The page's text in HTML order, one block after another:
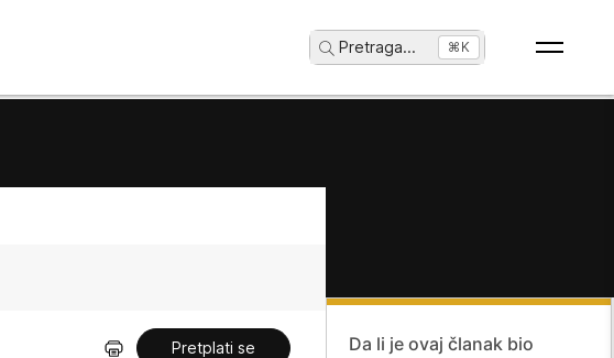
Pretraga... ⌘K
Pretplati se
Da li je ovaj članak bio